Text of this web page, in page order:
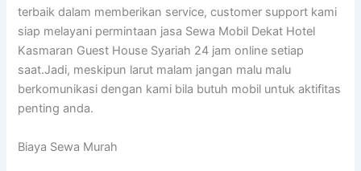
terbaik dalam memberikan service, customer support kami
siap melayani permintaan jasa Sewa Mobil Dekat Hotel
Kasmaran Guest House Syariah 24 jam online setiap
saat.Jadi, meskipun larut malam jangan malu malu
berkomunikasi dengan kami bila butuh mobil untuk aktifitas
penting anda.
Biaya Sewa Murah